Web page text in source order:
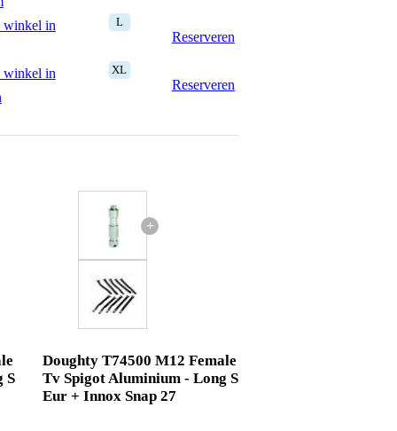
winkel in
L
Reserveren
winkel in
XL
Reserveren
S
+
Doughty T74500 M12 Female
Tv Spigot Aluminium - Long S
Eur + Innox Snap 27